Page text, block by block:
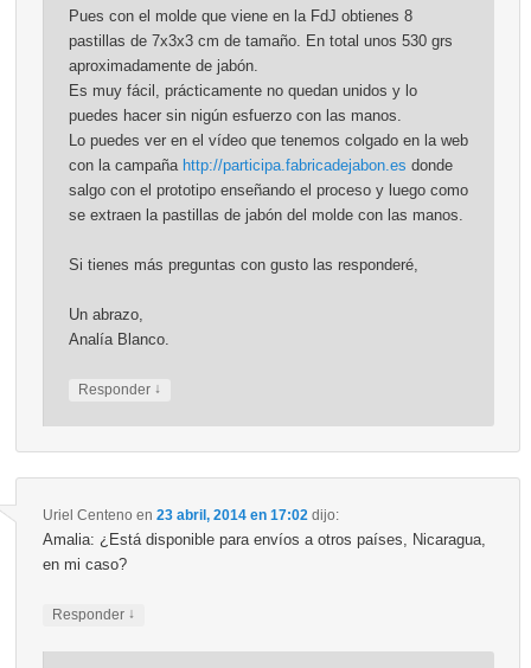
Pues con el molde que viene en la FdJ obtienes 8
pastillas de 7x3x3 cm de tamaño. En total unos 530 grs
aproximadamente de jabón.
Es muy fácil, prácticamente no quedan unidos y lo
puedes hacer sin nigún esfuerzo con las manos.
Lo puedes ver en el vídeo que tenemos colgado en la web
con la campaña http://participa.fabricadejabon.es donde
salgo con el prototipo enseñando el proceso y luego como
se extraen la pastillas de jabón del molde con las manos.
Si tienes más preguntas con gusto las responderé,
Un abrazo,
Analía Blanco.
Responder ↓
Uriel Centeno en 23 abril, 2014 en 17:02 dijo:
Amalia: ¿Está disponible para envíos a otros países, Nicaragua,
en mi caso?
Responder ↓